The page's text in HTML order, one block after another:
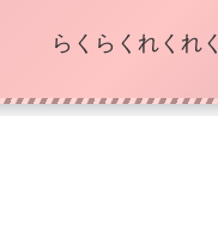
らくらくれくれく